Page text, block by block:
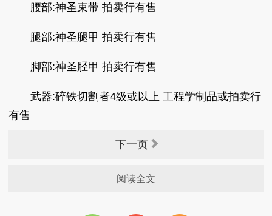
腰部:神圣束带 拍卖行有售
腿部:神圣腿甲 拍卖行有售
脚部:神圣胫甲 拍卖行有售
武器:碎铁切割者4级或以上 工程学制品或拍卖行
有售
下一页
阅读全文